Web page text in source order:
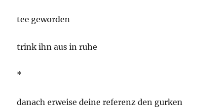
tee geworden
trink ihn aus in ruhe
*
danach erweise deine referenz den gurken